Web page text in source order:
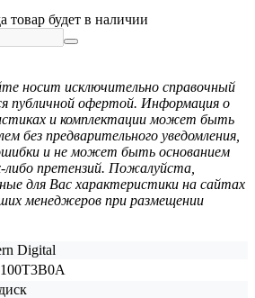
товар будет в наличии
носит исключительно справочный
публичной офертой. Информация о
и комплектации может быть
без предварительного уведомления,
и не может быть основанием
либо претензий. Пожалуйста,
для Вас характеристики на сайтах
менеджеров при размещении
Digital